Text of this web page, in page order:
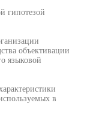
гипотезой
объективации
языковой
в